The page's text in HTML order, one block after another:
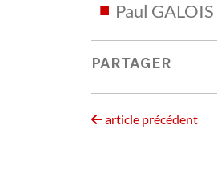
Paul GALOIS
PARTAGER
article précédent